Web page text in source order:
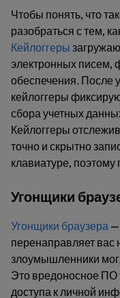
Чтобы понять, что
разобраться с тем,
Кейлоггеры
электронных писем,
обеспечения. После
кейлоггеры
сбора учетных
Кейлоггеры
точно и скрытно
клавиатуре, поэтому
Угонщики
Угонщики браузера —
перенаправляет
злоумышленники
Это вредоносное ПО
доступа к личной